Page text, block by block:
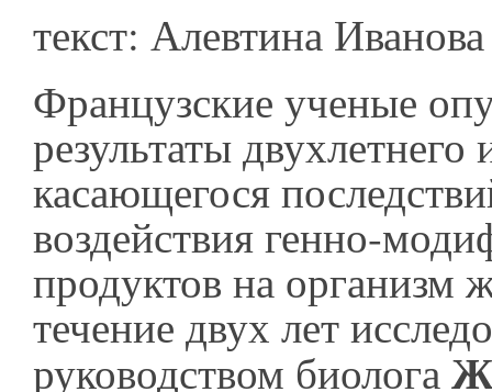
текст: Алевтина Иванова
Французские ученые
результаты двухлетнего
касающегося
воздействия генно-
продуктов на организм
течение двух лет
руководством биолога